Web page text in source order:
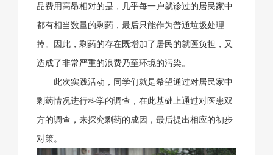
品费用高昂相对的是，几乎每一户就诊过的居民家中
都有相当数量的剩药，最后只能作为普通垃圾处理
掉。因此，剩药的存在既增加了居民的就医负担，又
造成了非常严重的浪费乃至环境的污染。
此次实践活动，同学们就是希望通过对居民家中
剩药情况进行科学的调查，在此基础上通过对医患双
方的调查，来探究剩药的成因，最后提出相应的初步
对策。